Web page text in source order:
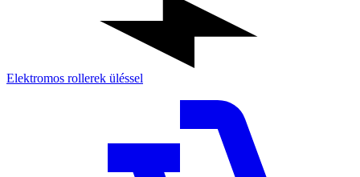
Elektromos rollerek üléssel